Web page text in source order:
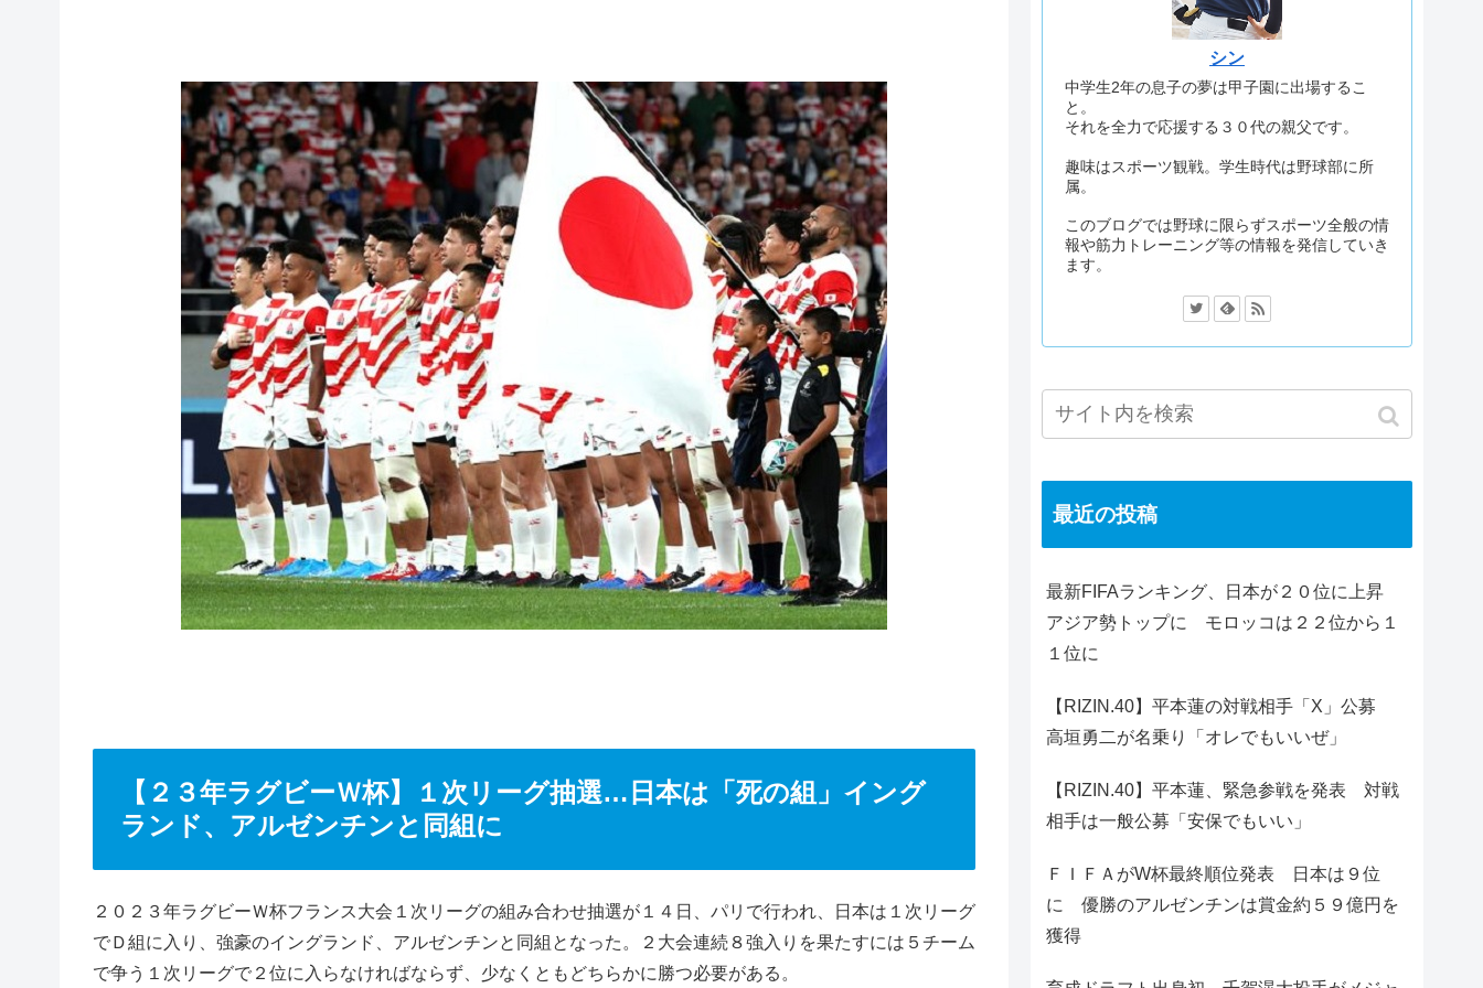
【２３年ラグビーＷ杯】１次リーグ抽選…日本は「死の組」イング
ランド、アルゼンチンと同組に
２０２３年ラグビーＷ杯フランス大会１次リーグの組み合わせ抽選が１４日、パリで行われ、日本は１次リーグ
でＤ組に入り、強豪のイングランド、アルゼンチンと同組となった。２大会連続８強入りを果たすには５チーム
で争う１次リーグで２位に入らなければならず、少なくともどちらかに勝つ必要がある。
シン
中学生2年の息子の夢は甲子園に出場するこ
と。
それを全力で応援する３０代の親父です。
趣味はスポーツ観戦。学生時代は野球部に所
属。
このブログでは野球に限らずスポーツ全般の情
報や筋力トレーニング等の情報を発信していき
ます。
最近の投稿
最新FIFAランキング、日本が２０位に上昇
アジア勢トップに モロッコは２２位から１
１位に
【RIZIN.40】平本蓮の対戦相手「X」公募
高垣勇二が名乗り「オレでもいいぜ」
【RIZIN.40】平本蓮、緊急参戦を発表 対戦
相手は一般公募「安保でもいい」
ＦＩＦＡがW杯最終順位発表 日本は９位
に 優勝のアルゼンチンは賞金約５９億円を
獲得